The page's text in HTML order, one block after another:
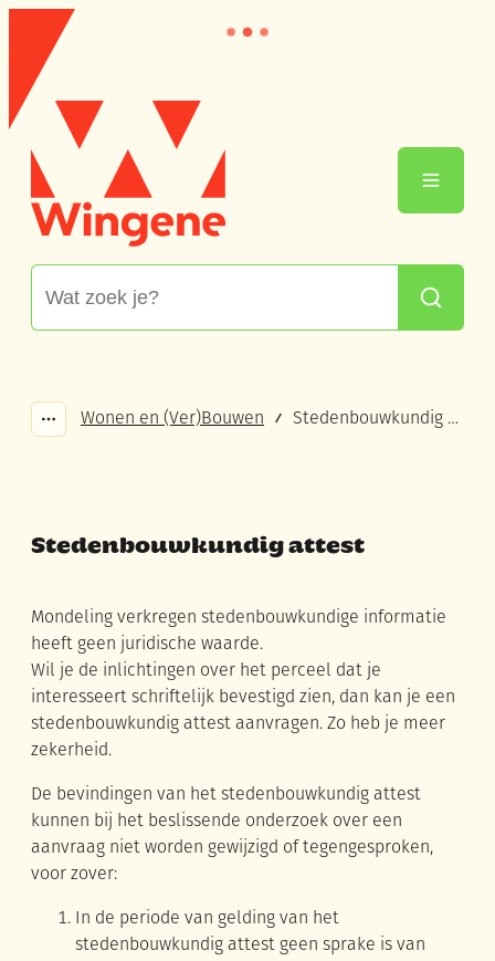
Naar inhoud
Wingene
Zoeken
Menu
Toon alle broodkruimel items
Wonen en (Ver)Bouwen Stedenbouwkundig attest
Stedenbouwkundig attest
Mondeling verkregen stedenbouwkundige informatie
heeft geen juridische waarde.
Wil je de inlichtingen over het perceel dat je
interesseert schriftelijk bevestigd zien, dan kan je een
stedenbouwkundig attest aanvragen. Zo heb je meer
zekerheid.
De bevindingen van het stedenbouwkundig attest
kunnen bij het beslissende onderzoek over een
aanvraag niet worden gewijzigd of tegengesproken,
voor zover:
In de periode van gelding van het
stedenbouwkundig attest geen sprake is van